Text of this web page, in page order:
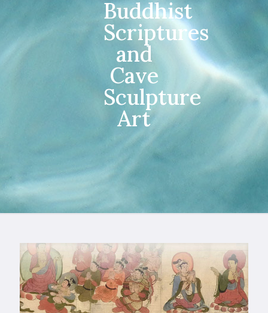
Buddhist
Scriptures
and
Cave
Sculpture
Art